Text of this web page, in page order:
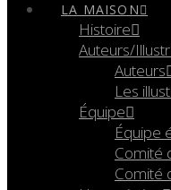
LA MAISON
Histoire
Auteurs/
Auteurs
Les
Équipe
Équipe
Comité
Comité